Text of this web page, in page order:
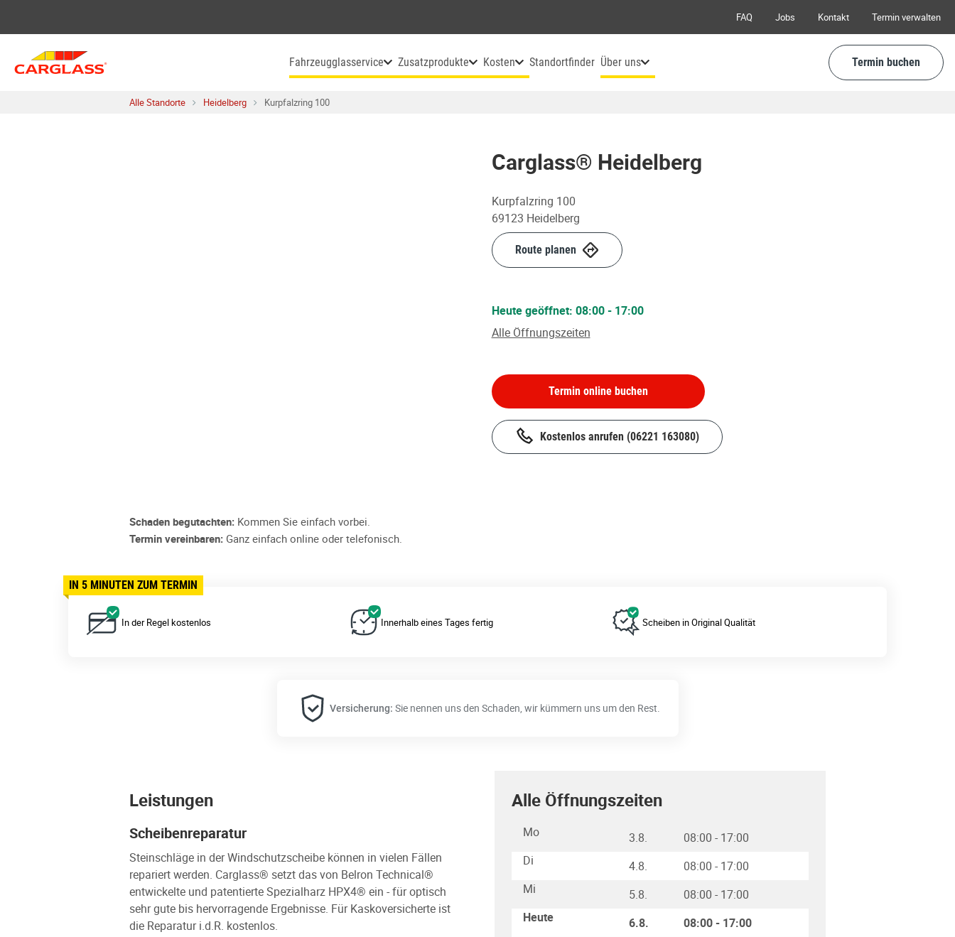
Termin verwalten
Kontakt
Jobs
FAQ
Fahrzeugglasservice Zusatzprodukte Kosten Standortfinder Über uns Termin buchen
Alle Standorte Heidelberg Kurpfalzring 100
Carglass® Heidelberg
Kurpfalzring 100
69123 Heidelberg
Route planen
Heute geöffnet: 08:00- 17:00
Alle Öffnungszeiten
Termin online buchen
Kostenlos anrufen (06221 163080)
Schaden begutachten: Kommen Sie einfach vorbei.
Termin vereinbaren: Ganz einfach online oder telefonisch.
IN 5 MINUTEN ZUM TERMIN
In der Regel kostenlos Innerhalb eines Tages fertig Scheiben in Original Qualität
Versicherung: Sie nennen uns den Schaden, wir kümmern uns um den Rest.
Leistungen
Scheibenreparatur
Steinschläge in der Windschutzscheibe können in vielen Fällen
repariert werden. Carglass® setzt das von Belron Technical®
entwickelte und patentierte Spezialharz HPX4® ein - für optisch
sehr gute bis hervorragende Ergebnisse. Für Kaskoversicherte ist
die Reparatur i.d.R. kostenlos.
Alle Öffnungszeiten
Wochentag
Mo 3.8. 08:00 - 17:00
Di
4.8. 08:00 - 17:00
Mi
5.8. 08:00 - 17:00
Heute
6.8. 08:00- 17:00